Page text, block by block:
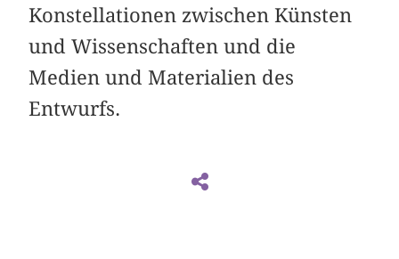
Konstellationen zwischen Künsten
und Wissenschaften und die
Medien und Materialien des
Entwurfs.